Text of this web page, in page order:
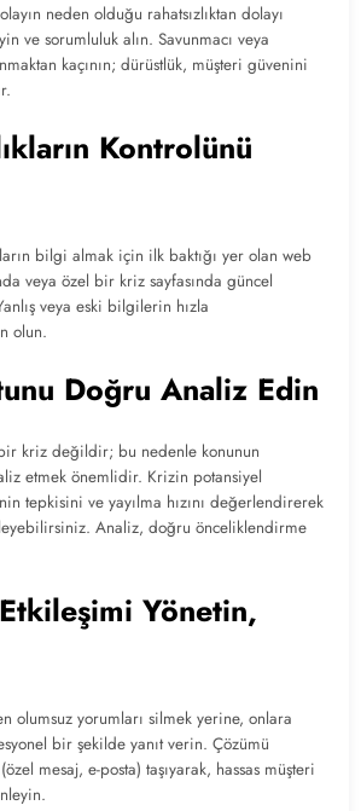
neden olduğu rahatsızlıktan dolayı
ve sorumluluk alın. Savunmacı veya
kaçının; dürüstlük, müşteri güvenini
Kontrolünü
bilgi almak için ilk baktığı yer olan web
veya özel bir kriz sayfasında güncel
veya eski bilgilerin hızla
olun.
Doğru Analiz Edin
kriz değildir; bu nedenle konunun
etmek önemlidir. Krizin potansiyel
tepkisini ve yayılma hızını değerlendirerek
Analiz, doğru önceliklendirme
Yönetin,
olumsuz yorumları silmek yerine, onlara
bir şekilde yanıt verin. Çözümü
mesaj, e-posta) taşıyarak, hassas müşteri